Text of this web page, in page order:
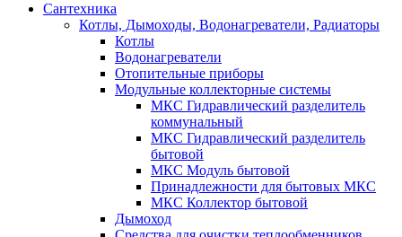
Сантехника
Котлы, Дымоходы, Водонагреватели, Радиаторы
Котлы
Водонагреватели
Отопительные приборы
Модульные коллекторные системы
МКС Гидравлический разделитель
коммунальный
МКС Гидравлический разделитель
бытовой
МКС Модуль бытовой
Принадлежности для бытовых МКС
МКС Коллектор бытовой
Дымоход